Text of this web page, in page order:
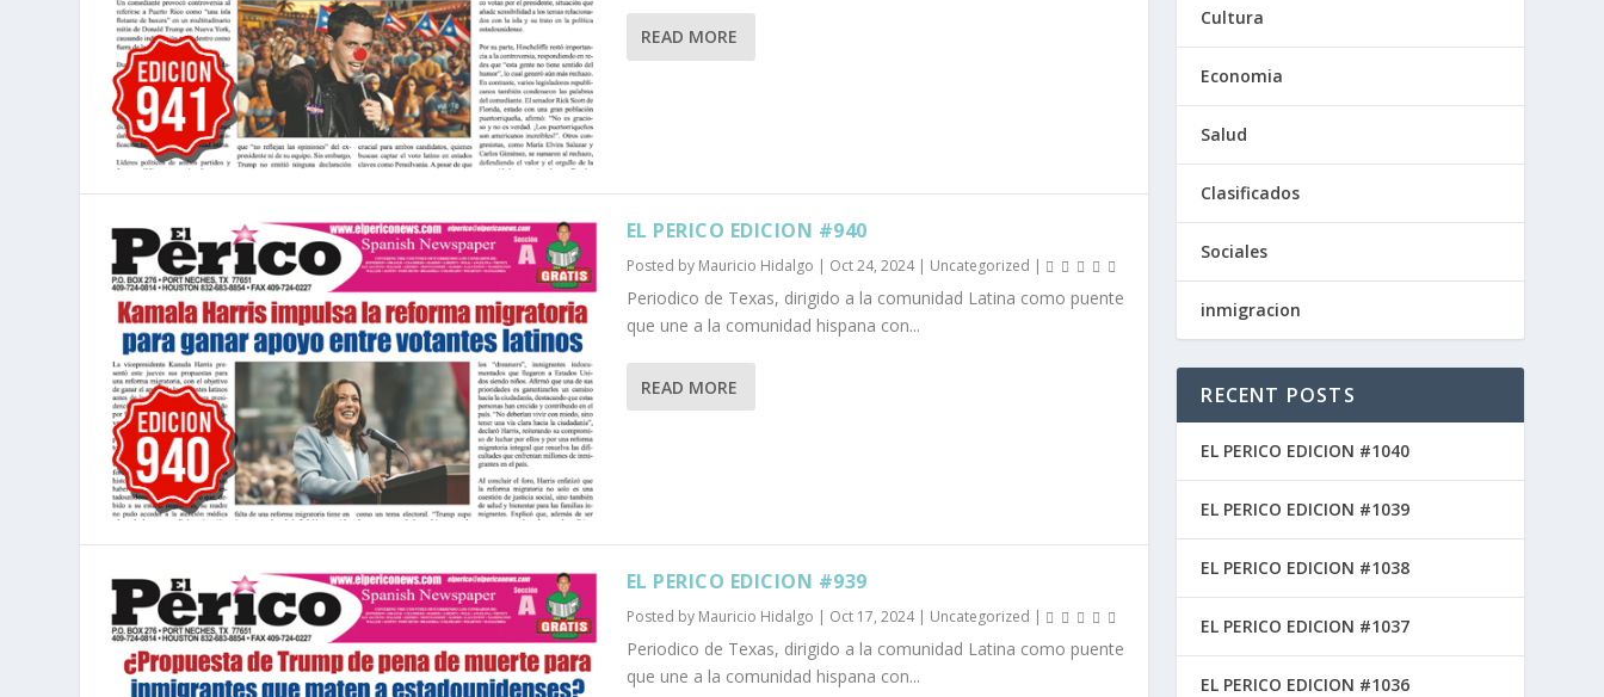
READ MORE
EL PERICO EDICION #940
Posted by Mauricio Hidalgo | Oct 24, 2024| Uncategorized |
Periodico de Texas, dirigido a la comunidad Latina como puente
que une a la comunidad hispana con...
READ MORE
EL PERICO EDICION #939
Posted by Mauricio Hidalgo | Oct 17, 2024| Uncategorized |
Periodico de Texas, dirigido a la comunidad Latina como puente
que une a la comunidad hispana con...
Cultura
Economia
Salud
Clasificados
Sociales
inmigracion
RECENT POSTS
EL PERICO EDICION #1040
EL PERICO EDICION #1039
EL PERICO EDICION #1038
EL PERICO EDICION #1037
EL PERICO EDICION #1036